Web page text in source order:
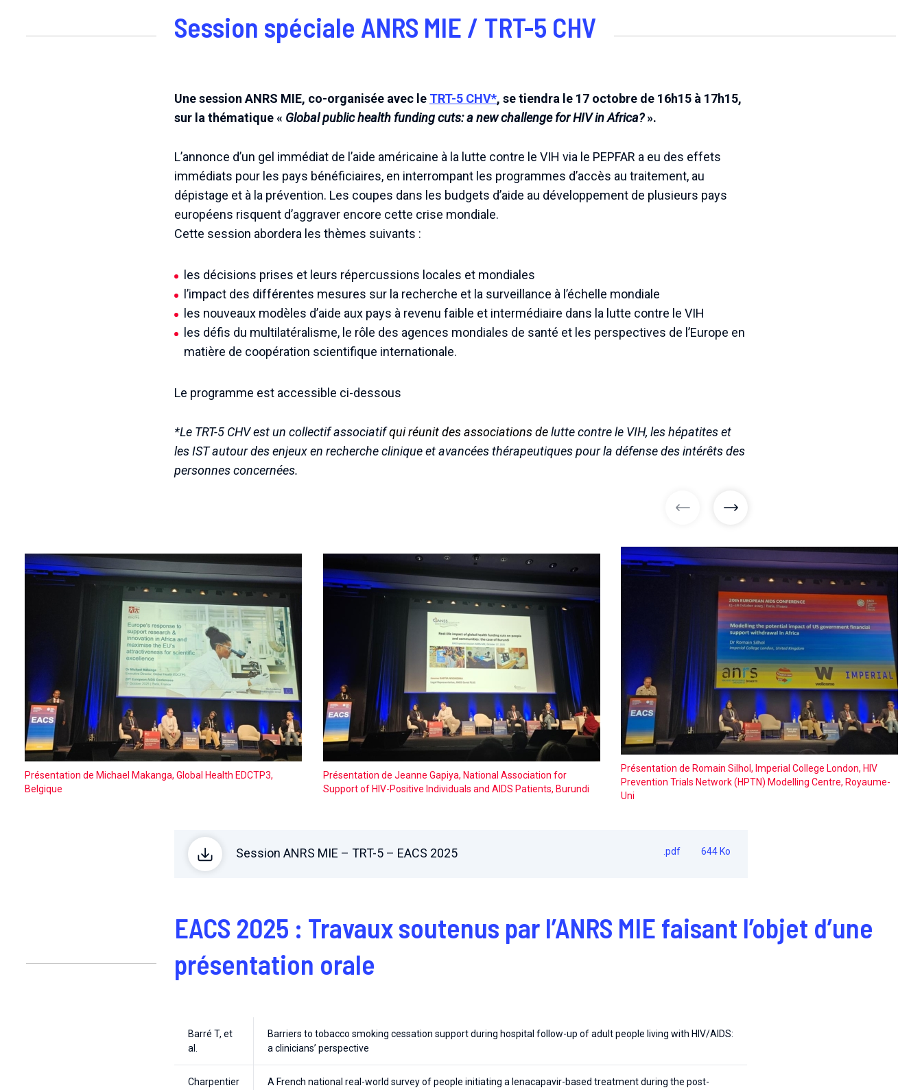
Session spéciale ANRS MIE / TRT-5 CHV
Une session ANRS MIE, co-organisée avec le TRT-5 CHV*, se tiendra le 17 octobre de 16h15 à 17h15,
sur la thématique « Global public health funding cuts: a new challenge for HIV in Africa?».
L’annonce d’un gel immédiat de l’aide américaine à la lutte contre le VIH via le PEPFAR a eu des effets
immédiats pour les pays bénéficiaires, en interrompant les programmes d’accès au traitement, au
dépistage et à la prévention. Les coupes dans les budgets d’aide au développement de plusieurs pays
européens risquent d’aggraver encore cette crise mondiale.
Cette session abordera les thèmes suivants :
les décisions prises et leurs répercussions locales et mondiales
l’impact des différentes mesures sur la recherche et la surveillance à l’échelle mondiale
les nouveaux modèles d’aide aux pays à revenu faible et intermédiaire dans la lutte contre le VIH
les défis du multilatéralisme, le rôle des agences mondiales de santé et les perspectives de l’Europe en
matière de coopération scientifique internationale.
Le programme est accessible ci-dessous
*Le TRT-5 CHV est un collectif associatifqui réunit des associations delutte contre le VIH, les hépatites et
les ISTautour des enjeux en recherche clinique et avancées thérapeutiques pour la défense des intérêts des
personnes concernées.
Présentation de Michael Makanga, Global Health EDCTP3,
Belgique
Présentation de Jeanne Gapiya, National Association for
Support of HIV-Positive Individuals and AIDS Patients, Burundi
Présentation de Romain Silhol, Imperial College London, HIV
Prevention Trials Network (HPTN) Modelling Centre, Royaume-
Uni
Session ANRS MIE – TRT-5 – EACS 2025 .pdf 644 Ko
EACS 2025 : Travaux soutenus par l’ANRS MIE faisant l’objet d’une
présentation orale
Barré T, et
al.
Barriers to tobacco smoking cessation support during hospital follow-up of adult people living with HIV/AIDS:
a clinicians’ perspective
Charpentier
A French national real-world survey of people initiating a lenacapavir-based treatment during the post-